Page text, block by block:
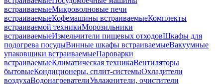
встраиваемыеМикроволновые печи
встраиваемыеКофемашины встраиваемыеКомплекты
встраиваемой техникиМорозильники
встраиваемыеИзмельчители пищевых отходовШкафы для
подогрева посудыВинные шкафы встраиваемыеВакуумные
упаковщики встраиваемыеПароварки
встраиваемыеКлиматическая техникаВентиляторы
бытовыеКондиционеры, сплит-системыОхладители
воздухаВодонагревателиУвлажнители, очистители